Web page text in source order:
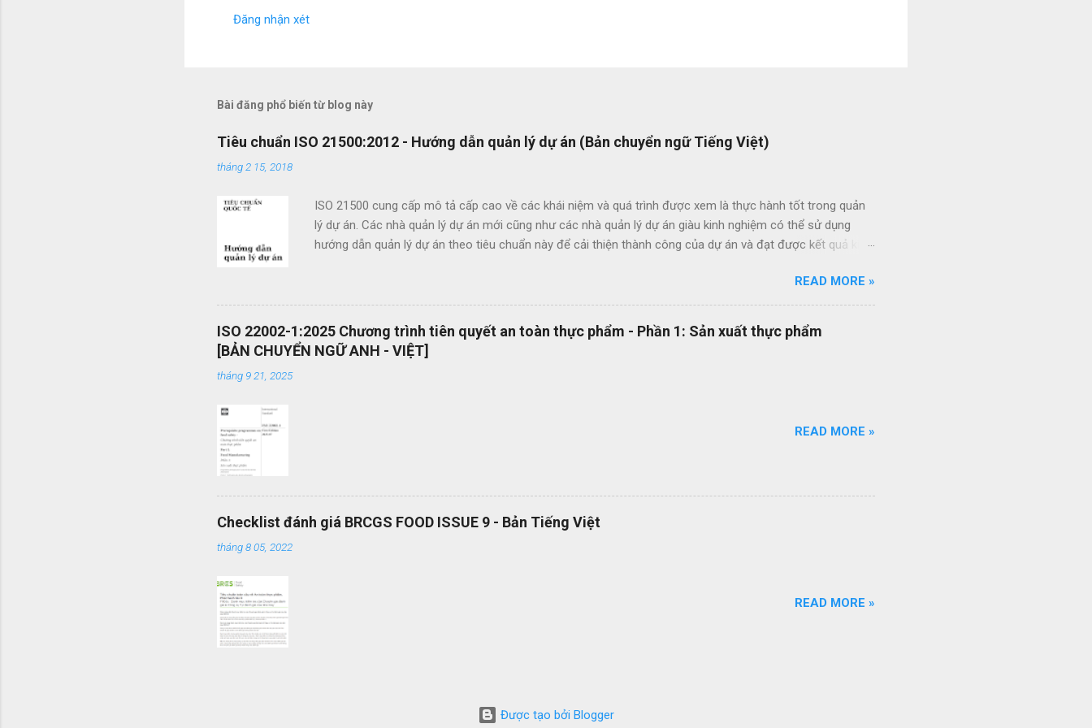
n
é
t
Đăng nhận xét
Bài đăng phổ biến từ blog này
Tiêu chuẩn ISO 21500:2012 - Hướng dẫn quản lý dự án (Bản chuyển ngữ Tiếng Việt)
tháng 2 15, 2018
ISO 21500 cung cấp mô tả cấp cao về các khái niệm và quá trình được xem là thực hành tốt trong quản
lý dự án. Các nhà quản lý dự án mới cũng như các nhà quản lý dự án giàu kinh nghiệm có thể sử dụng
hướng dẫn quản lý dự án theo tiêu chuẩn này để cải thiện thành công của dự án và đạt được kết quả kinh
các tổ chức nhằm nâng cao chất lượng dự án Tạo thuận lợi cho quá trình đấu thầu hiệu quả thông qua
việc sử dụng thuật ngữ quản lý dự án một cách nhất quán Cho phép sự linh hoạt của nhân viên quản lý dự
án và khả năng làm việc trong các dự án quốc tế Cung cấp các nguyên tắc và quy trình quản lý dự án
mang tính phổ quát OEMS Chuyển đổi số quy trình thật đơn giản. Hiện tại bộ quy trình ISO của bạn đang
được vận hành dạng bản in? OEMS là một công cụ tuyệt vời giúp bạn chuyển đổi số bộ quy trình của
READ MORE »
ISO 22002-1:2025 Chương trình tiên quyết an toàn thực phẩm - Phần 1: Sản xuất thực phẩm
[BẢN CHUYỂN NGỮ ANH - VIỆT]
tháng 9 21, 2025
READ MORE »
Checklist đánh giá BRCGS FOOD ISSUE 9 - Bản Tiếng Việt
tháng 8 05, 2022
READ MORE »
Được tạo bởi Blogger